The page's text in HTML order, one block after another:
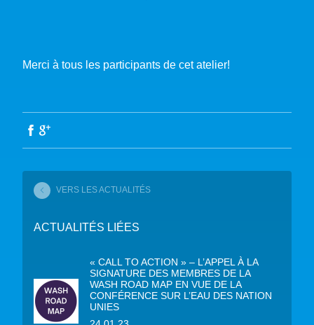
Merci à tous les participants de cet atelier!
VERS LES ACTUALITÉS
ACTUALITÉS LIÉES
« CALL TO ACTION » – L’APPEL À LA
SIGNATURE DES MEMBRES DE LA
WASH ROAD MAP EN VUE DE LA
CONFÉRENCE SUR L’EAU DES NATION
UNIES